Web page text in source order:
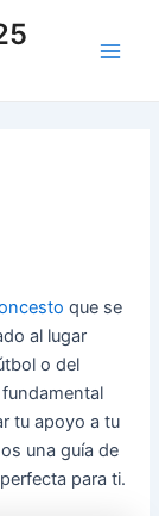
que se
al lugar
o del
tu apoyo a tu
una guía de
para ti.